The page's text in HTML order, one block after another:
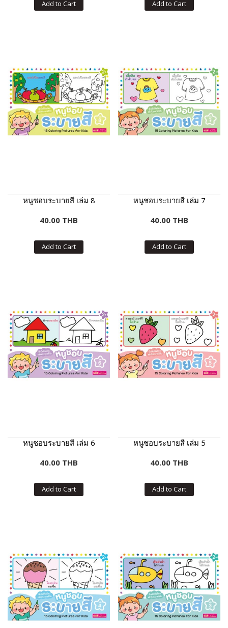
Add to Cart Add to Cart
หนูชอบระบายสี เล่ม 8
40.00 THB
Add to Cart
หนูชอบระบายสี เล่ม 7
40.00 THB
Add to Cart
หนูชอบระบายสี เล่ม 6
40.00 THB
Add to Cart
หนูชอบระบายสี เล่ม 5
40.00 THB
Add to Cart